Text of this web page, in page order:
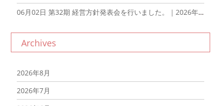
06月02日 第32期 経営方針発表会を行いました。｜2026年6月2日
Archives
2026年8月
2026年7月